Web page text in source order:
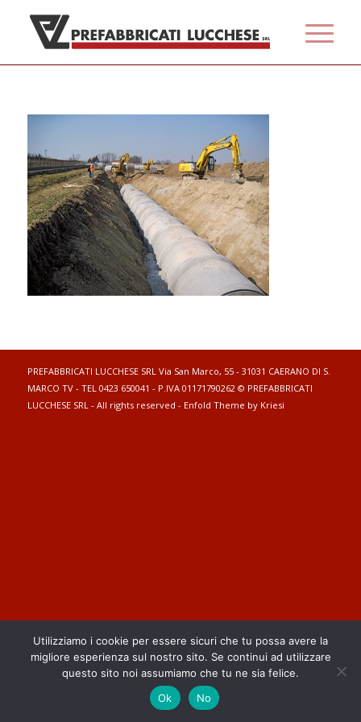
PREFABBRICATI LUCCHESE SRL Via San Marco, 55 - 31031 CAERANO DI S.
MARCO TV - TEL 0423 650041 - P.IVA 01171790262 © PREFABBRICATI
LUCCHESE SRL - All rights reserved - Enfold Theme by Kriesi
Utilizziamo i cookie per essere sicuri che tu possa avere la
migliore esperienza sul nostro sito. Se continui ad utilizzare
questo sito noi assumiamo che tu ne sia felice.
Ok
No